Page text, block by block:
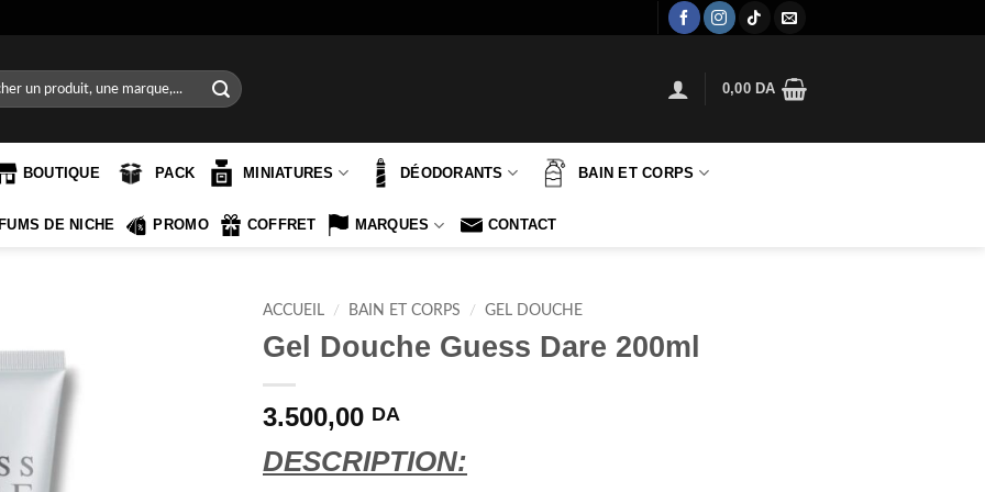
0,00 DA
BOUTIQUE PACK MINIATURES DÉODORANTS BAIN ET CORPS
DE NICHE PROMO COFFRET MARQUES CONTACT
ACCUEIL / BAIN ET CORPS / GEL DOUCHE
Gel Douche Guess Dare 200ml
3.500,00 DA
DESCRIPTION: